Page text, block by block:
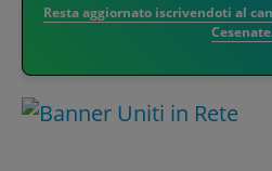
Resta aggiornato iscrivendoti al